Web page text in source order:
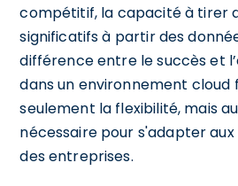
compétitif, la capacité à tirer
significatifs à partir des
différence entre le succès et
dans un environnement cloud
seulement la flexibilité, mais
nécessaire pour s'adapter
des entreprises.